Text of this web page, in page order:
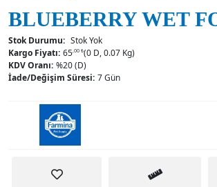
BLUEBERRY WET
Stok Durumu: Stok Yok
Kargo Fiyatı: 65,00 ₺(0 D, 0.07 Kg)
KDV Oranı: %20 (D)
İade/Değişim Süresi: 7 Gün